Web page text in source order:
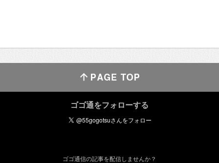
ゴゴ通をフォローする
ゴゴ通信の記事を配信しませんか？